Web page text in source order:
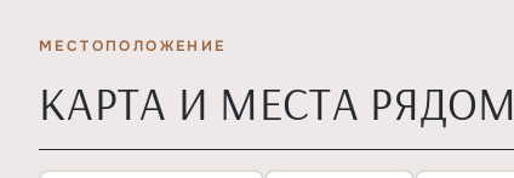
МЕСТОПОЛОЖЕНИЕ
КАРТА И МЕСТА РЯДОМ